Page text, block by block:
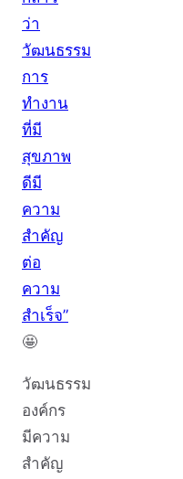
ว่า
วัฒนธรรม
การ
ทำงาน
ที่มี
สุขภาพ
ดีมี
ความ
สำคัญ
ต่อ
ความ
สำเร็จ”
🤩
วัฒนธรรม
องค์กร
มีความ
สำคัญ